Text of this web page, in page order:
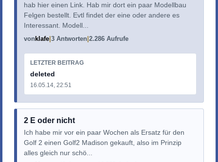
hab hier einen Link. Hab mir dort ein paar Modellbau
Felgen bestellt. Evtl findet der eine oder andere es
Interessant. Modell...
von klafe 3 Antworten 2.286 Aufrufe
LETZTER BEITRAG
deleted
16.05.14, 22:51
2 E oder nicht
Ich habe mir vor ein paar Wochen als Ersatz für den
Golf 2 einen Golf2 Madison gekauft, also im Prinzip
alles gleich nur schö...